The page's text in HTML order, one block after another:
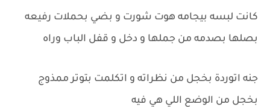
كانت لبسه بيجامه هوت شورت و بضي بحملات رفيعه
بصلها بصدمه من جملها و دخل و قفل الباب وراه
جنه اتوردة بخجل من نظراته و اتكلمت بتوتر ممذوج
بخجل من الوضع اللي هي فيه